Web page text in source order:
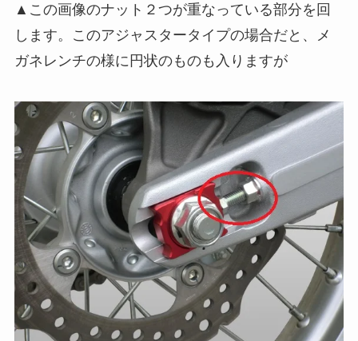
▲この画像のナット２つが重なっている部分を回
します。このアジャスタータイプの場合だと、メ
ガネレンチの様に円状のものも入りますが